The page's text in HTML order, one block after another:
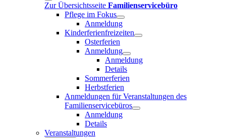
Zur Übersichtsseite Familienservicebüro
Pflege im Fokus
Anmeldung
Kinderferienfreizeiten
Osterferien
Anmeldung
Anmeldung
Details
Sommerferien
Herbstferien
Anmeldungen für Veranstaltungen des
Familienservicebüros
Anmeldung
Details
Veranstaltungen